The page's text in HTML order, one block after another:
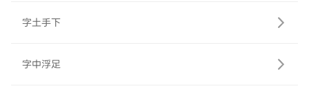
字土手下
字中浮足